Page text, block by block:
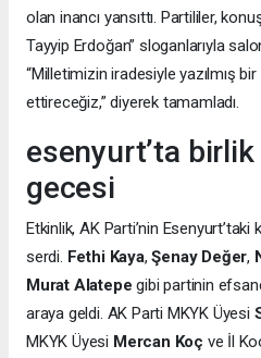
olan inancı yansıttı. Partililer,
Tayyip Erdoğan” sloganlarıyla
“Milletimizin iradesiyle yazılmış
ettireceğiz,” diyerek tamamladı.
esenyurt’ta birlik
gecesi
Etkinlik, AK Parti’nin
serdi. Fethi Kaya,Şenay Değer,
Murat Alatepe gibi partinin
araya geldi. AK Parti MKYK Üyesi
MKYK Üyesi Mercan Koç ve İl